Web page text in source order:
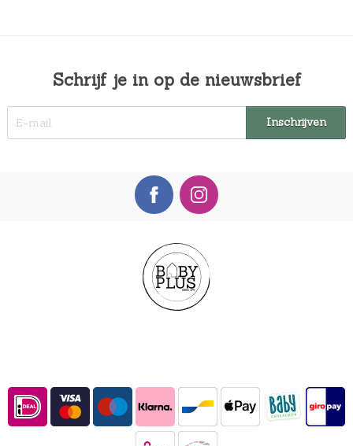
Schrijf je in op de nieuwsbrief